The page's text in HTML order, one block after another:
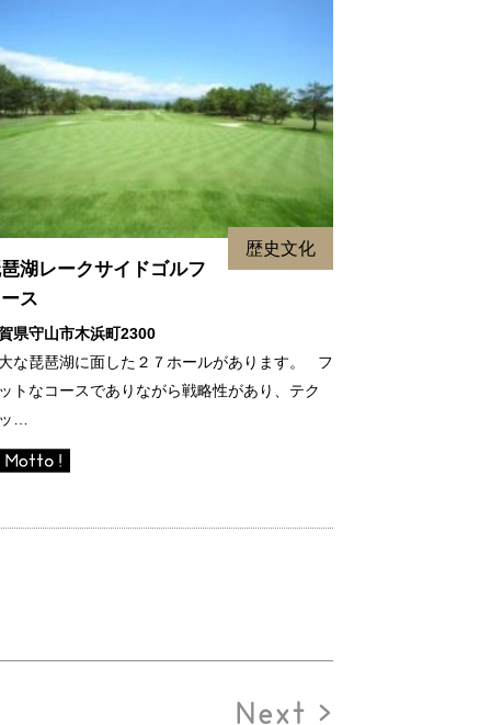
歴史文化
湖レークサイドゴルフ
ス
県守山市木浜町2300
な琵琶湖に面した２７ホールがあります。 フ
トなコースでありながら戦略性があり、テク
…
Next >